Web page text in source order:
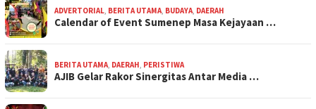
ADVERTORIAL BERITA UTAMA BUDAYA DAERAH
Calendar of Event Sumenep Masa Kejayaan …
BERITA UTAMA DAERAH PERISTIWA
AJIB Gelar Rakor Sinergitas Antar Media …